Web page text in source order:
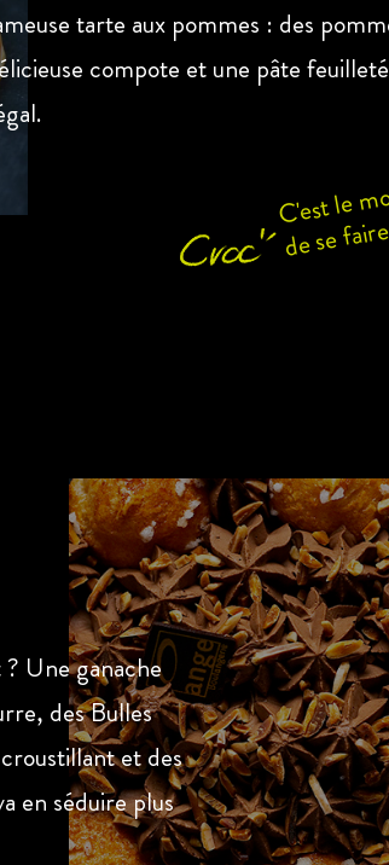
tarte aux pommes : des
compote et une pâte
C'est le
de se
Une ganache
des Bulles
et des
en séduire plus